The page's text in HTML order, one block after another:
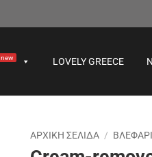
new LOVELY GREECE
ΑΡΧΙΚΉ ΣΕΛΊΔΑ /